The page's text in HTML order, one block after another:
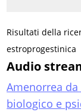
Risultati della
estroprogestinica
Audio
Amenorrea
biologico e